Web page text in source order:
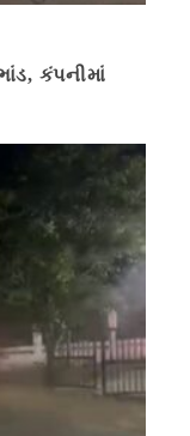
કંપનીમાં